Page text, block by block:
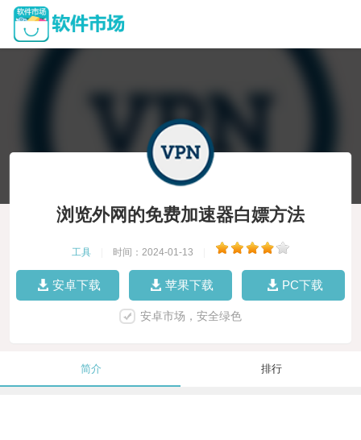
浏览外网的免费加速器白嫖方法
工具 时间：2024-01-13
安卓下载 苹果下载 PC下载
安卓市场，安全绿色
简介 排行